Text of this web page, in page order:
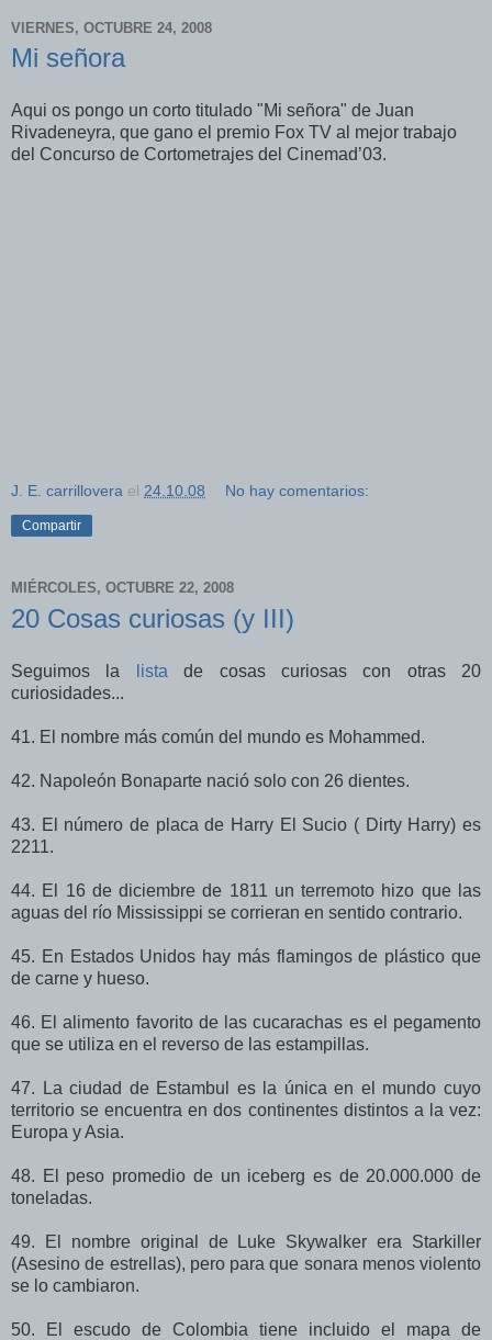
VIERNES, OCTUBRE 24, 2008
Mi señora
Aqui os pongo un corto titulado "Mi señora" de Juan
Rivadeneyra, que gano el premio Fox TV al mejor trabajo
del Concurso de Cortometrajes del Cinemad’03.
J. E. carrillovera el 24.10.08 No hay comentarios:
Compartir
MIÉRCOLES, OCTUBRE 22, 2008
20 Cosas curiosas (y III)
Seguimos la lista de cosas curiosas con otras 20
curiosidades...
41. El nombre más común del mundo es Mohammed.
42. Napoleón Bonaparte nació solo con 26 dientes.
43. El número de placa de Harry El Sucio ( Dirty Harry) es
2211.
44. El 16 de diciembre de 1811 un terremoto hizo que las
aguas del río Mississippi se corrieran en sentido contrario.
45. En Estados Unidos hay más flamingos de plástico que
de carne y hueso.
46. El alimento favorito de las cucarachas es el pegamento
que se utiliza en el reverso de las estampillas.
47. La ciudad de Estambul es la única en el mundo cuyo
territorio se encuentra en dos continentes distintos a la vez:
Europa y Asia.
48. El peso promedio de un iceberg es de 20.000.000 de
toneladas.
49. El nombre original de Luke Skywalker era Starkiller
(Asesino de estrellas), pero para que sonara menos violento
se lo cambiaron.
50. El escudo de Colombia tiene incluido el mapa de